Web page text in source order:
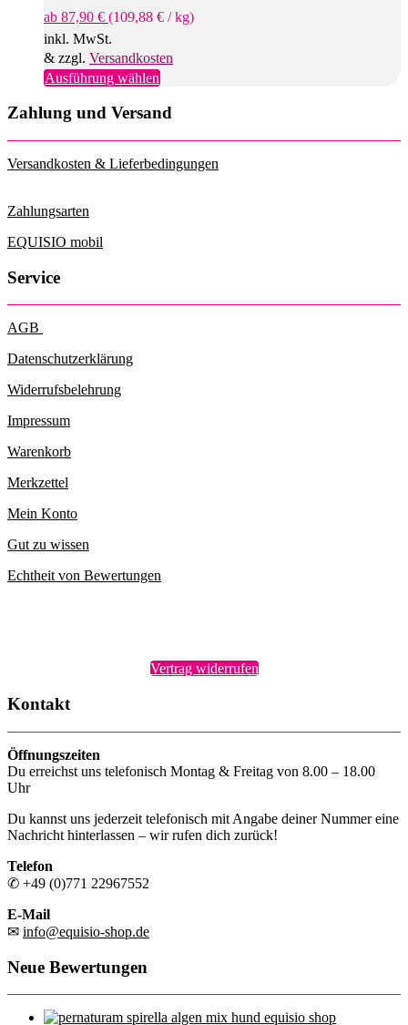
ab 87,90 € (109,88 € /kg)
inkl. MwSt.
& zzgl. Versandkosten
Ausführung wählenDieses
weist
Varianten
auf.
Die
Zahlung und Versand
Versandkosten & Lieferbedingungen
Zahlungsarten
EQUISIO mobil
Service
AGB
Datenschutzerklärung
Widerrufsbelehrung
Impressum
Warenkorb
Merkzettel
Mein Konto
Gut zu wissen
Echtheit von Bewertungen
Vertrag widerrufen
Kontakt
Öffnungszeiten
Du erreichst uns telefonisch Montag & Freitag von 8.00 – 18.00
Uhr
Du kannst uns jederzeit telefonisch mit Angabe deiner Nummer eine
Nachricht hinterlassen – wir rufen dich zurück!
Telefon
✆ +49 (0)771 22967552
E-Mail
✉ info@equisio-shop.de
Neue Bewertungen